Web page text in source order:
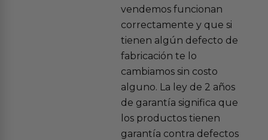
vendemos funcionan
correctamente y que si
tienen algún defecto de
fabricación te lo
cambiamos sin costo
alguno. La ley de 2 años
de garantía significa que
los productos tienen
garantía contra defectos